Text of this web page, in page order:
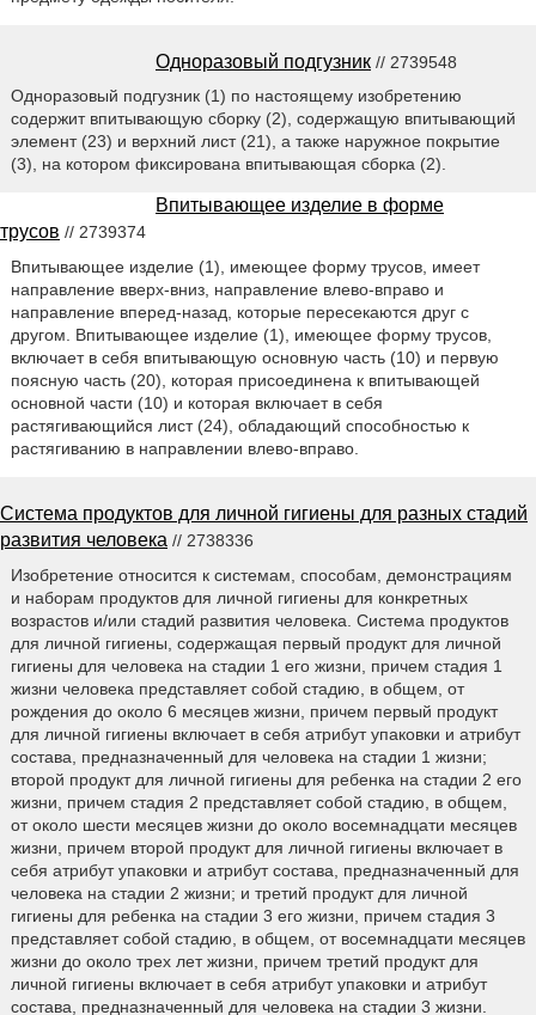
Одноразовый подгузник // 2739548
Одноразовый подгузник (1) по настоящему изобретению
содержит впитывающую сборку (2), содержащую впитывающий
элемент (23) и верхний лист (21), а также наружное покрытие
(3), на котором фиксирована впитывающая сборка (2).
Впитывающее изделие в форме
трусов // 2739374
Впитывающее изделие (1), имеющее форму трусов, имеет
направление вверх-вниз, направление влево-вправо и
направление вперед-назад, которые пересекаются друг с
другом. Впитывающее изделие (1), имеющее форму трусов,
включает в себя впитывающую основную часть (10) и первую
поясную часть (20), которая присоединена к впитывающей
основной части (10) и которая включает в себя
растягивающийся лист (24), обладающий способностью к
растягиванию в направлении влево-вправо.
Система продуктов для личной гигиены для разных стадий
развития человека // 2738336
Изобретение относится к системам, способам, демонстрациям
и наборам продуктов для личной гигиены для конкретных
возрастов и/или стадий развития человека. Система продуктов
для личной гигиены, содержащая первый продукт для личной
гигиены для человека на стадии 1 его жизни, причем стадия 1
жизни человека представляет собой стадию, в общем, от
рождения до около 6 месяцев жизни, причем первый продукт
для личной гигиены включает в себя атрибут упаковки и атрибут
состава, предназначенный для человека на стадии 1 жизни;
второй продукт для личной гигиены для ребенка на стадии 2 его
жизни, причем стадия 2 представляет собой стадию, в общем,
от около шести месяцев жизни до около восемнадцати месяцев
жизни, причем второй продукт для личной гигиены включает в
себя атрибут упаковки и атрибут состава, предназначенный для
человека на стадии 2 жизни; и третий продукт для личной
гигиены для ребенка на стадии 3 его жизни, причем стадия 3
представляет собой стадию, в общем, от восемнадцати месяцев
жизни до около трех лет жизни, причем третий продукт для
личной гигиены включает в себя атрибут упаковки и атрибут
состава, предназначенный для человека на стадии 3 жизни.